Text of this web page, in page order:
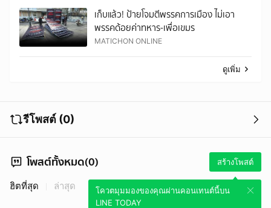
เก็บแล้ว! ป้ายโจมตีพรรคการเมือง ไม่เอา
พรรคด้อยค่าทหาร-เพื่อเขมร
MATICHON ONLINE
ดูเพิ่ม
รีโพสต์ (0)
โพสต์ทั้งหมด(0) สร้างโพสต์
โควตมุมมองของคุณผ่านคอนเทนต์นี้บน
LINE TODAY
ฮิตที่สุด ล่าสุด